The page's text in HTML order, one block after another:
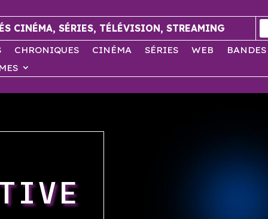
CINÉMA, SÉRIES, TÉLÉVISION, STREAMING
CHRONIQUES CINÉMA SÉRIES WEB